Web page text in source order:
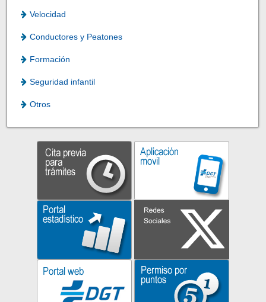
Velocidad
Conductores y Peatones
Formación
Seguridad infantil
Otros